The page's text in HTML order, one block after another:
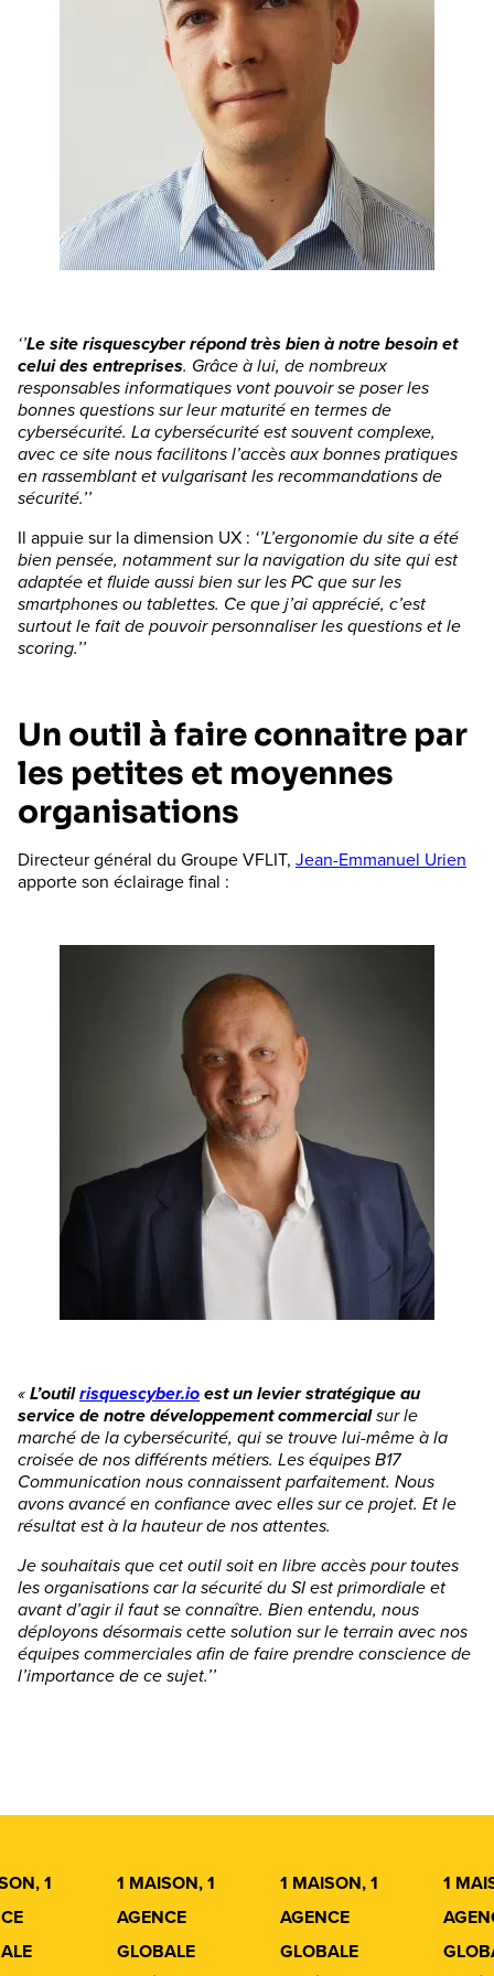
‘’Le site risquescyber répond très bien à notre besoin et
celui des entreprises. Grâce à lui, de nombreux
responsables informatiques vont pouvoir se poser les
bonnes questions sur leur maturité en termes de
cybersécurité. La cybersécurité est souvent complexe,
avec ce site nous facilitons l’accès aux bonnes pratiques
en rassemblant et vulgarisant les recommandations de
sécurité.’’
Il appuie sur la dimension UX : ‘’L’ergonomie du site a été
bien pensée, notamment sur la navigation du site qui est
adaptée et fluide aussi bien sur les PC que sur les
smartphones ou tablettes. Ce que j’ai apprécié, c’est
surtout le fait de pouvoir personnaliser les questions et le
scoring.’’
Un outil à faire connaitre par
les petites et moyennes
organisations
Directeur général du Groupe VFLIT, Jean-Emmanuel Urien
apporte son éclairage final :
«L’outilrisquescyber.ioest un levier stratégique au
service de notre développement commercialsur le
marché de la cybersécurité, qui se trouve lui-même à la
croisée de nos différents métiers. Les équipes B17
Communication nous connaissent parfaitement. Nous
avons avancé en confiance avec elles sur ce projet. Et le
résultat est à la hauteur de nos attentes.
Je souhaitais que cet outil soit en libre accès pour toutes
les organisations car la sécurité du SI est primordiale et
avant d’agir il faut se connaître. Bien entendu, nous
déployons désormais cette solution sur le terrain avec nos
équipes commerciales afin de faire prendre conscience de
l’importance de ce sujet.’’
1
1 MAISON, 1
AGENCE
GLOBALE
1 MAISON, 1
AGENCE
GLOBALE
1